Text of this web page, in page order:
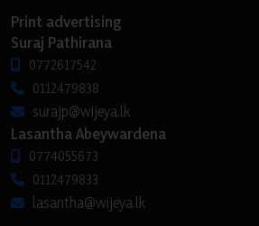
Print advertising
Suraj Pathirana
0772617542
0112479838
surajp@wijeya.lk
Lasantha Abeywardena
0774055673
0112479833
lasantha@wijeya.lk